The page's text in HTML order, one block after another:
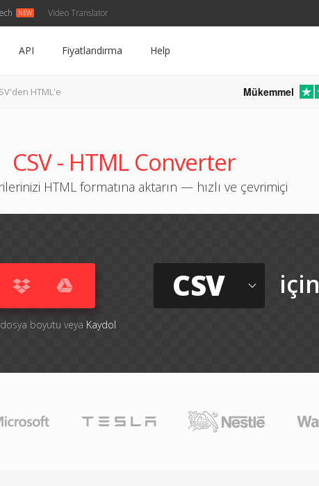
Video Translator
API Fiyatlandırma Help
HTML'e Mükemmel
CSV - HTML Converter
HTML formatına aktarın — hızlı ve çevrimiçi
boyutu veya Kaydol
CSV için